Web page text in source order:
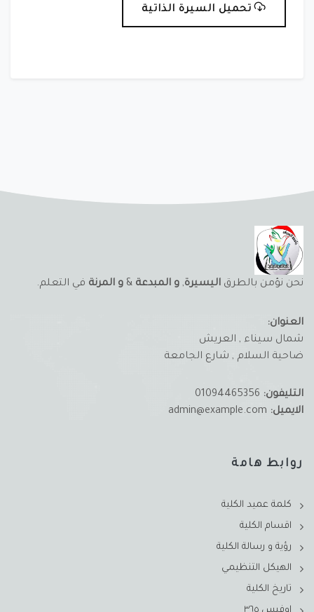
تحميل السيرة الذاتية
نحن نؤمن بالطرق اليسيرة, و المبدعة & و المرنة في التعلم.
العنوان:
شمال سيناء , العريش
ضاحية السلام , شارع الجامعة
التليفون:
الايميل:
روابط هامة
كلمة عميد الكلية
اقسام الكلية
رؤية و رسالة الكلية
الهيكل التنظيمي
تاريخ الكلية